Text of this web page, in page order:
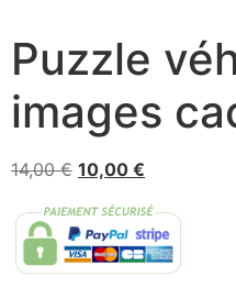
Puzzle
images
14,00€ 10,00 €